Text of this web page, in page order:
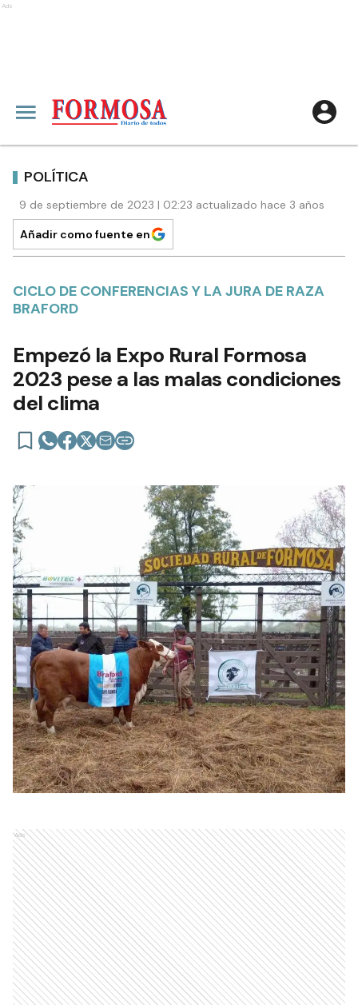
Ads
POLÍTICA
9 de septiembre de 2023 | 02:23 actualizado hace 3 años
Añadir como fuente en
CICLO DE CONFERENCIAS Y LA JURA DE RAZA
BRAFORD
Empezó la Expo Rural Formosa
2023 pese a las malas condiciones
del clima
Ads